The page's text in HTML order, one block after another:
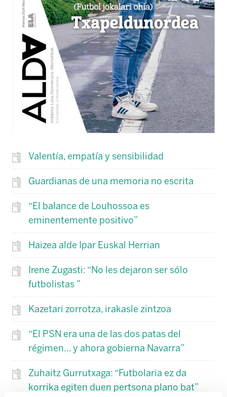
Valentía, empatía y sensibilidad
Guardianas de una memoria no escrita
“El balance de Louhossoa es
eminentemente positivo”
Haizea alde Ipar Euskal Herrian
Irene Zugasti: “No les dejaron ser sólo
futbolistas ”
Kazetari zorrotza, irakasle zintzoa
“El PSN era una de las dos patas del
régimen… y ahora gobierna Navarra”
Zuhaitz Gurrutxaga: “Futbolaria ez da
korrika egiten duen pertsona plano bat”